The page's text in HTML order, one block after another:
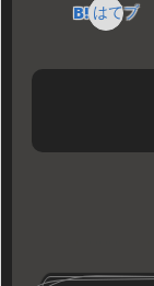
はてブ